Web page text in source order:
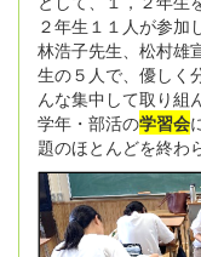
２年生１１人が参加
林浩子先生、松村雄
生の５人で、優しく
んな集中して取り組
学年・部活の学習会
題のほとんどを終わ